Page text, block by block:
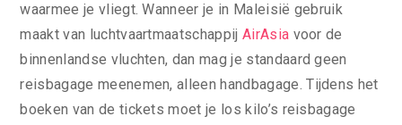
waarmee je vliegt. Wanneer je in Maleisië gebruik
maakt van luchtvaartmaatschappij AirAsia voor de
binnenlandse vluchten, dan mag je standaard geen
reisbagage meenemen, alleen handbagage. Tijdens het
boeken van de tickets moet je los kilo’s reisbagage